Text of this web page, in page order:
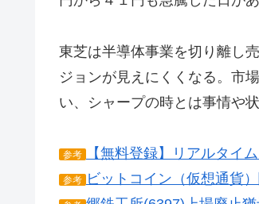
東芝は半導体事業を切り離し
ジョンが見えにくくなる。市
い、シャープの時とは事情や
参考 【無料登録】リアルタイ
参考 ビットコイン（仮想通貨